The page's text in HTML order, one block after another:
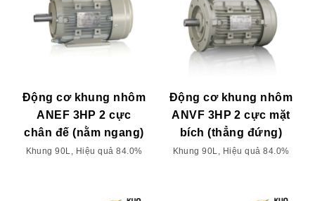
Động cơ khung nhôm
ANEF 3HP 2 cực
chân đế (nằm ngang)
Khung 90L, Hiệu quả 84.0%
Động cơ khung nhôm
ANVF 3HP 2 cực mặt
bích (thẳng đứng)
Khung 90L, Hiệu quả 84.0%